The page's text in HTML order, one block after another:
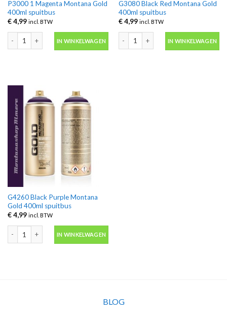
P3000 1 Magenta Montana Gold
400ml spuitbus
€4,99 incl. BTW
P3000 1 Magenta Montana Gold 400ml spuitbus aantal
IN WINKELWAGEN
G3080 Black Red Montana Gold
400ml spuitbus
€4,99 incl. BTW
G3080 Black Red Montana Gold
IN WINKELWAGEN
G4260 Black Purple Montana
Gold 400ml spuitbus
€4,99 incl. BTW
IN WINKELWAGEN
BLOG